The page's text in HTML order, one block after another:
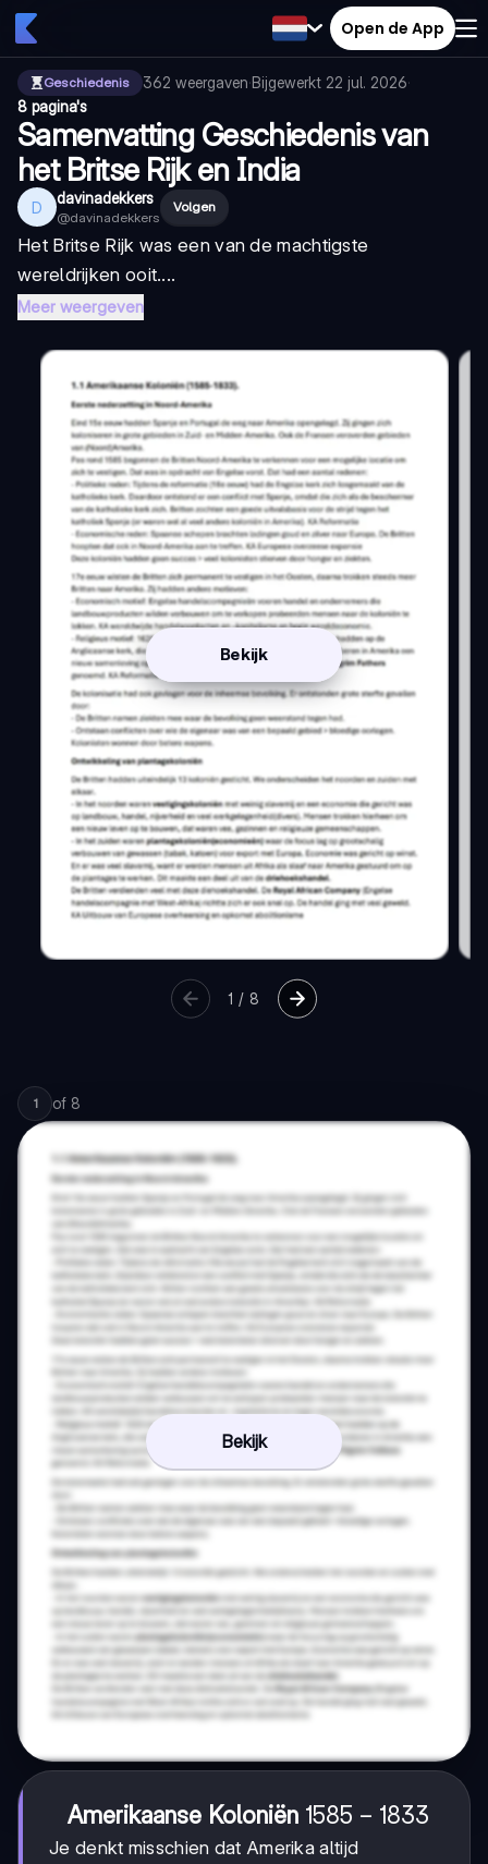
Open de App
Geschiedenis 362 weergaven·Bijgewerkt 22 jul. 2026·
8 pagina's
Samenvatting Geschiedenis van
het Britse Rijk en India
D davinadekkers
@davinadekkers
Volgen
Het Britse Rijk was een van de machtigste
wereldrijken ooit....
Meer weergeven
Bekijk
1 / 8
1 of 8
Bekijk
Amerikaanse Koloniën 1585-
1833
1585 − 1833
Je denkt misschien dat Amerika altijd